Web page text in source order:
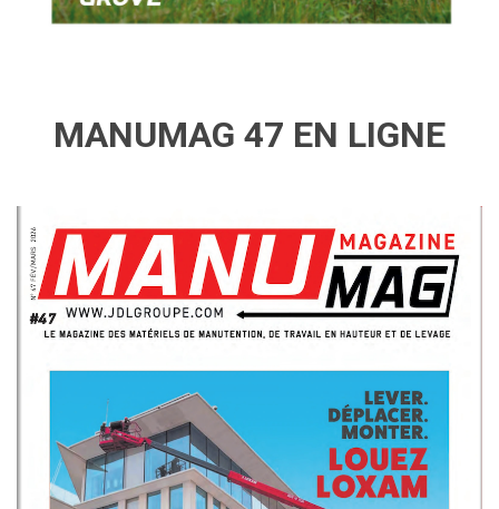
MANUMAG 47 EN LIGNE